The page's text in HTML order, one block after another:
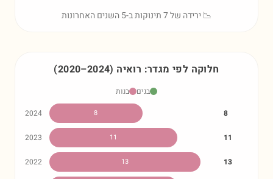
📉 ירידה של 7 תינוקות ב-5 השנים האחרונות
חלוקה לפי מגדר: רואיה (2020–2024)
בנים
בנות
2024
8 8
2023 11 11
2022 13 13